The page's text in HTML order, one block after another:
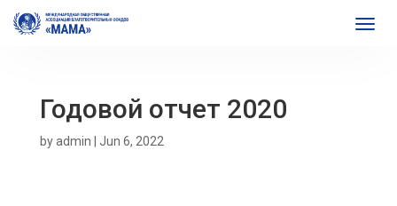
Годовой отчет 2020
byadmin Jun 6, 2022